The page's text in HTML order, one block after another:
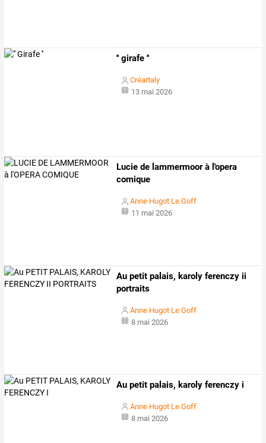
'' girafe ''
Créartaly
13 mai 2026
Lucie de lammermoor à l'opera
comique
Anne Hugot Le Goff
11 mai 2026
Au petit palais, karoly ferenczy ii
portraits
Anne Hugot Le Goff
8 mai 2026
Au petit palais, karoly ferenczy i
Anne Hugot Le Goff
8 mai 2026